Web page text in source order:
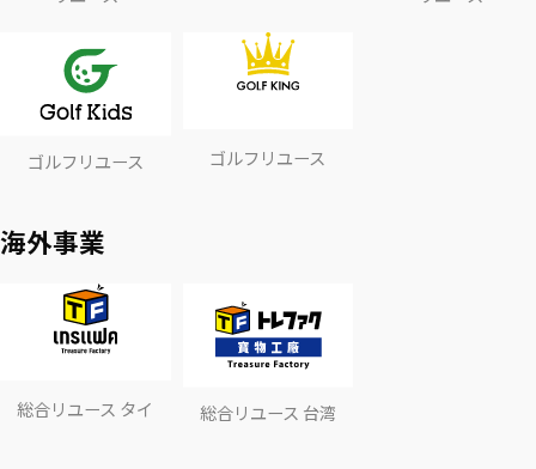
ゴルフリユース ゴルフリユース
海外事業
総合リユース タイ 総合リユース 台湾